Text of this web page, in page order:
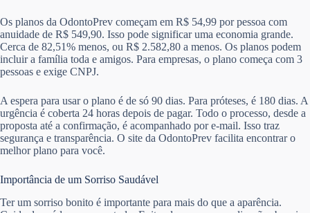
Os planos da OdontoPrev começam em R$ 54,99 por pessoa com
anuidade de R$ 549,90. Isso pode significar uma economia grande.
Cerca de 82,51% menos, ou R$ 2.582,80 a menos. Os planos podem
incluir a família toda e amigos. Para empresas, o plano começa com 3
pessoas e exige CNPJ.
A espera para usar o plano é de só 90 dias. Para próteses, é 180 dias. A
urgência é coberta 24 horas depois de pagar. Todo o processo, desde a
proposta até a confirmação, é acompanhado por e-mail. Isso traz
segurança e transparência. O site da OdontoPrev facilita encontrar o
melhor plano para você.
Importância de um Sorriso Saudável
Ter um sorriso bonito é importante para mais do que a aparência.